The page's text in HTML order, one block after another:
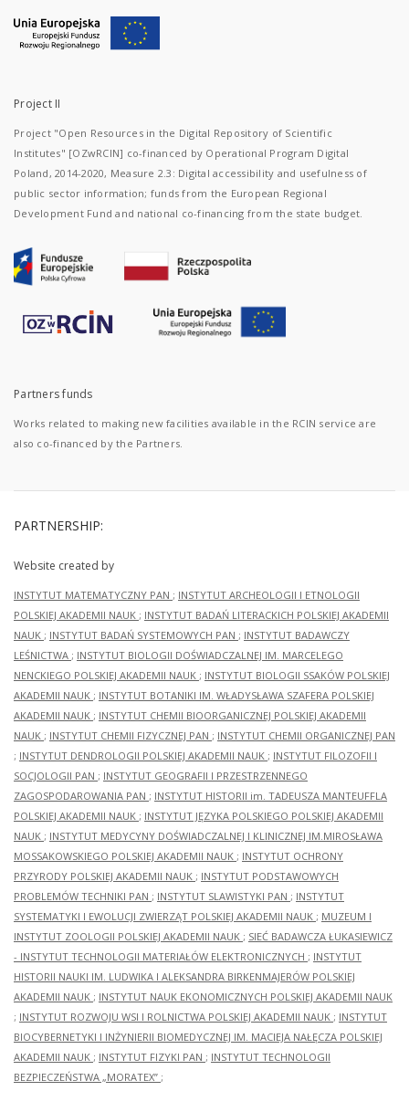
Project II
Project "Open Resources in the Digital Repository of Scientific
Institutes" [OZwRCIN] co-financed by Operational Program Digital
Poland, 2014-2020, Measure 2.3: Digital accessibility and usefulness of
public sector information; funds from the European Regional
Development Fund and national co-financing from the state budget.
Partners funds
Works related to making new facilities available in the RCIN service are
also co-financed by the Partners.
PARTNERSHIP:
Website created by
INSTYTUT MATEMATYCZNY PAN ; INSTYTUT ARCHEOLOGII I ETNOLOGII
POLSKIEJ AKADEMII NAUK ; INSTYTUT BADAŃ LITERACKICH POLSKIEJ AKADEMII
NAUK ; INSTYTUT BADAŃ SYSTEMOWYCH PAN ; INSTYTUT BADAWCZY
LEŚNICTWA ; INSTYTUT BIOLOGII DOŚWIADCZALNEJ IM. MARCELEGO
NENCKIEGO POLSKIEJ AKADEMII NAUK ; INSTYTUT BIOLOGII SSAKÓW POLSKIEJ
AKADEMII NAUK ; INSTYTUT BOTANIKI IM. WŁADYSŁAWA SZAFERA POLSKIEJ
AKADEMII NAUK ; INSTYTUT CHEMII BIOORGANICZNEJ POLSKIEJ AKADEMII
NAUK ; INSTYTUT CHEMII FIZYCZNEJ PAN ; INSTYTUT CHEMII ORGANICZNEJ PAN
; INSTYTUT DENDROLOGII POLSKIEJ AKADEMII NAUK ; INSTYTUT FILOZOFII I
SOCJOLOGII PAN ; INSTYTUT GEOGRAFII I PRZESTRZENNEGO
ZAGOSPODAROWANIA PAN ; INSTYTUT HISTORII im. TADEUSZA MANTEUFFLA
POLSKIEJ AKADEMII NAUK ; INSTYTUT JĘZYKA POLSKIEGO POLSKIEJ AKADEMII
NAUK ; INSTYTUT MEDYCYNY DOŚWIADCZALNEJ I KLINICZNEJ IM.MIROSŁAWA
MOSSAKOWSKIEGO POLSKIEJ AKADEMII NAUK ; INSTYTUT OCHRONY
PRZYRODY POLSKIEJ AKADEMII NAUK ; INSTYTUT PODSTAWOWYCH
PROBLEMÓW TECHNIKI PAN ; INSTYTUT SLAWISTYKI PAN ; INSTYTUT
SYSTEMATYKI I EWOLUCJI ZWIERZĄT POLSKIEJ AKADEMII NAUK ; MUZEUM I
INSTYTUT ZOOLOGII POLSKIEJ AKADEMII NAUK ; SIEĆ BADAWCZA ŁUKASIEWICZ
- INSTYTUT TECHNOLOGII MATERIAŁÓW ELEKTRONICZNYCH ; INSTYTUT
HISTORII NAUKI IM. LUDWIKA I ALEKSANDRA BIRKENMAJERÓW POLSKIEJ
AKADEMII NAUK ; INSTYTUT NAUK EKONOMICZNYCH POLSKIEJ AKADEMII NAUK
; INSTYTUT ROZWOJU WSI I ROLNICTWA POLSKIEJ AKADEMII NAUK ; INSTYTUT
BIOCYBERNETYKI I INŻYNIERII BIOMEDYCZNEJ IM. MACIEJA NAŁĘCZA POLSKIEJ
AKADEMII NAUK ; INSTYTUT FIZYKI PAN ; INSTYTUT TECHNOLOGII
BEZPIECZEŃSTWA „MORATEX” ;